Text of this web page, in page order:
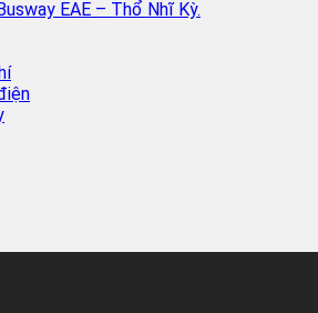
EAE – Thổ Nhĩ Kỳ.